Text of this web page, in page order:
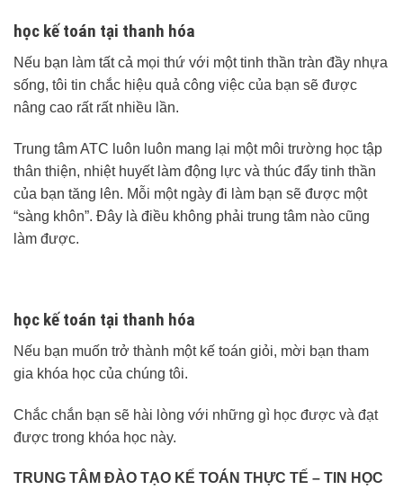
học kế toán tại thanh hóa
Nếu bạn làm tất cả mọi thứ với một tinh thần tràn đầy nhựa
sống, tôi tin chắc hiệu quả công việc của bạn sẽ được
nâng cao rất rất nhiều lần.
Trung tâm ATC luôn luôn mang lại một môi trường học tập
thân thiện, nhiệt huyết làm động lực và thúc đẩy tinh thần
của bạn tăng lên. Mỗi một ngày đi làm bạn sẽ được một
“sàng khôn”. Đây là điều không phải trung tâm nào cũng
làm được.
học kế toán tại thanh hóa
Nếu bạn muốn trở thành một kế toán giỏi, mời bạn tham
gia khóa học của chúng tôi.
Chắc chắn bạn sẽ hài lòng với những gì học được và đạt
được trong khóa học này.
TRUNG TÂM ĐÀO TẠO KẾ TOÁN THỰC TẾ – TIN HỌC